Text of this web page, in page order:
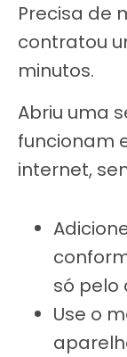
Precisa de
contratou
minutos.
Abriu uma
funcionam
internet,
só pelo
Use o